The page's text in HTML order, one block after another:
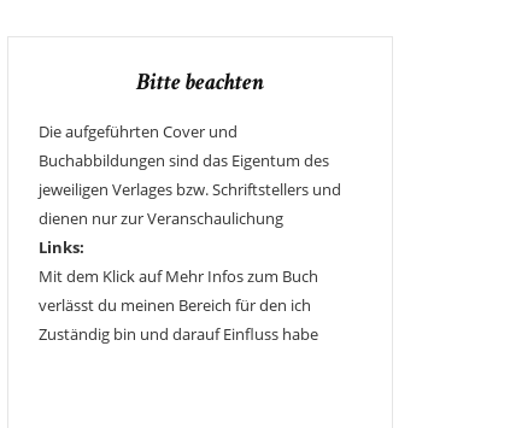
Bitte beachten
Die aufgeführten Cover und
Buchabbildungen sind das Eigentum des
jeweiligen Verlages bzw. Schriftstellers und
dienen nur zur Veranschaulichung
Links:
Mit dem Klick auf Mehr Infos zum Buch
verlässt du meinen Bereich für den ich
Zuständig bin und darauf Einfluss habe